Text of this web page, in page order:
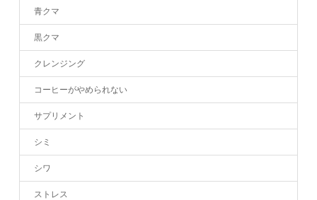
青クマ
黒クマ
クレンジング
コーヒーがやめられない
サプリメント
シミ
シワ
ストレス